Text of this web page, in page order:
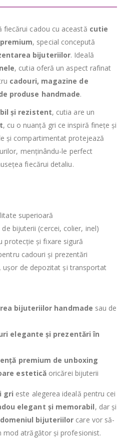
fiecărui cadou cu această cutie
, special concepută
bijuteriilor. Ideală
, cutia oferă un aspect rafinat
cadouri, magazine de
produse handmade.
și rezistent, cutia are un
, cu o nuanță gri ce inspiră finețe și
și compartimentat protejează
menținându-le perfect
fiecărui detaliu.
superioară
bijuterii (cercei, colier, inel)
protecție și fixare sigură
cadouri și prezentări
ușor de depozitat și transportat
bijuteriilor handmade sau de
elegante și prezentări în
premium de unboxing
estetică oricărei bijuterii
gri este alegerea ideală pentru cei
elegant și memorabil, dar și
bijuteriilor care vor să-
mod atrăgător și profesionist.